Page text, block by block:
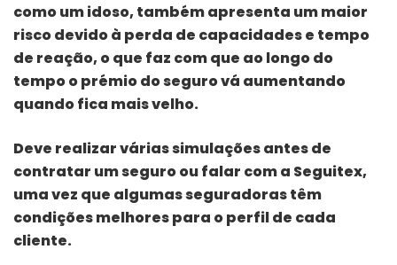
como um idoso, também apresenta um maior
risco devido à perda de capacidades e tempo
de reação, o que faz com que ao longo do
tempo o prémio do seguro vá aumentando
quando fica mais velho.
Deve realizar várias simulações antes de
contratar um seguro ou falar com a Seguitex,
uma vez que algumas seguradoras têm
condições melhores para o perfil de cada
cliente.